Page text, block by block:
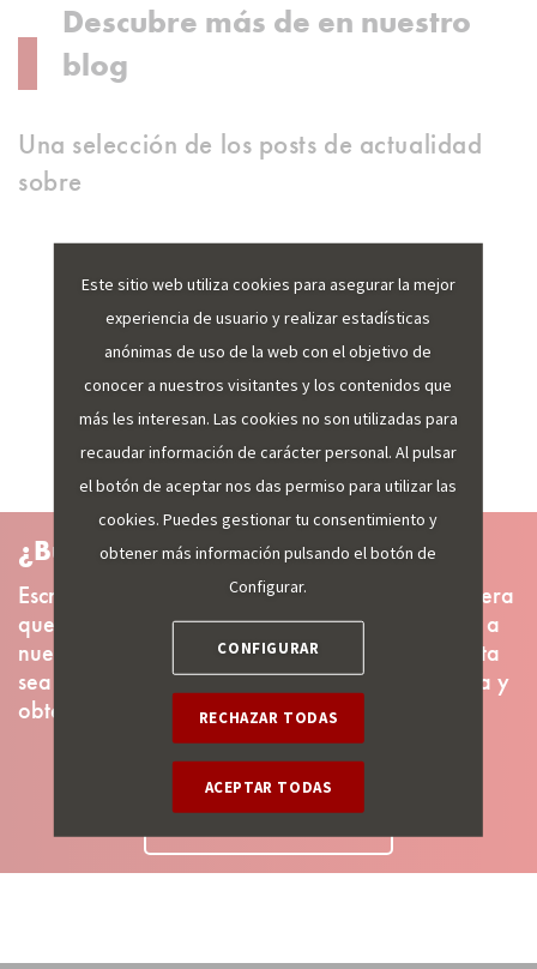
Descubre más de en nuestro
blog
Una selección de los posts de actualidad
sobre
VER MÁS
¿Busca más información?
Escríbanos un email indicando qué datos considera
que deben incluirse y trataremos de agregarlos a
nuestros sistemas. Recuerde, cuanto más concreta
sea su sugerencia, más sencilla será la búsqueda y
obtención de la información.
CONTACTAR
Este sitio web utiliza cookies para asegurar la mejor
experiencia de usuario y realizar estadísticas
anónimas de uso de la web con el objetivo de
conocer a nuestros visitantes y los contenidos que
más les interesan. Las cookies no son utilizadas para
recaudar información de carácter personal. Al pulsar
el botón de aceptar nos das permiso para utilizar las
cookies. Puedes gestionar tu consentimiento y
obtener más información pulsando el botón de
Configurar.
CONFIGURAR
RECHAZAR TODAS
ACEPTAR TODAS